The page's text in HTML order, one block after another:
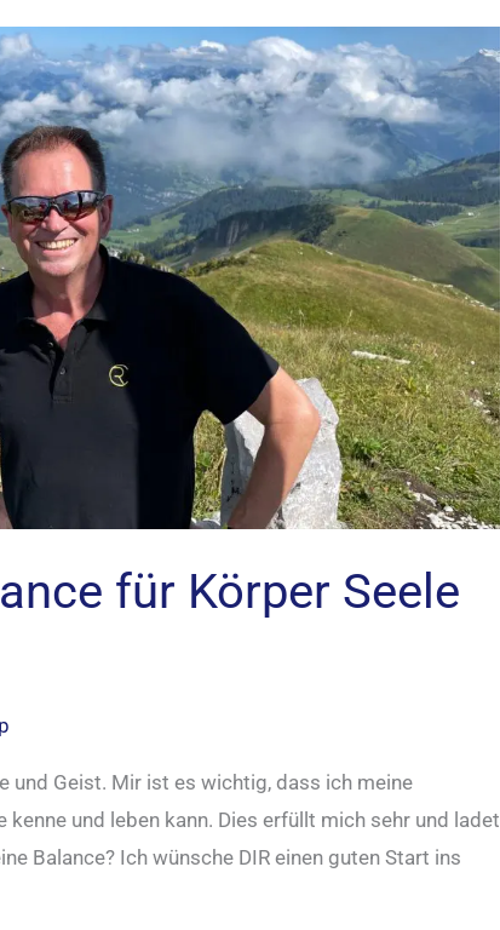
für Körper Seele
und Geist. Mir ist es wichtig, dass ich meine
und leben kann. Dies erfüllt mich sehr und ladet
Balance? Ich wünsche DIR einen guten Start ins